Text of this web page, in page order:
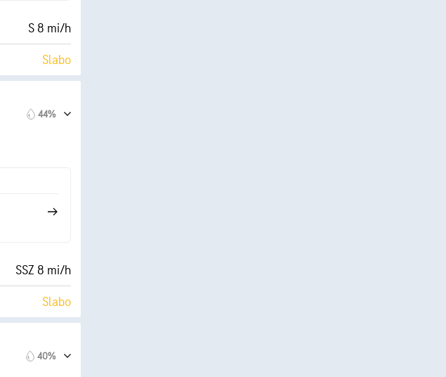
S 8 mi/h
Slabo
70%
7000 ft
44%
SSZ 8 mi/h
Slabo
40%